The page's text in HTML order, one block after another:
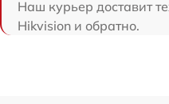
Наш курьер доставит
Hikvision и обратно.